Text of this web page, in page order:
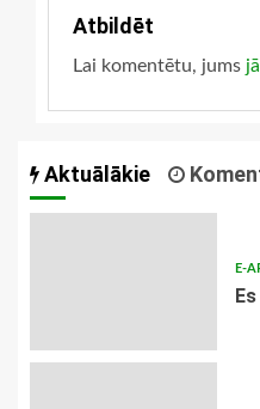
Atbildēt
Lai komentētu, jums
Aktuālākie
E-